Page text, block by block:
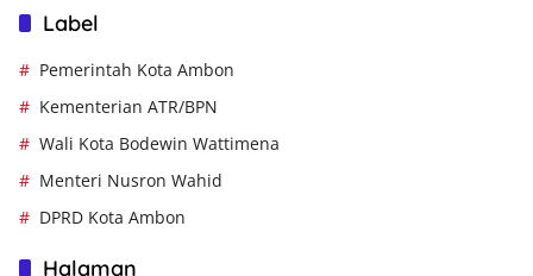
Label
Pemerintah Kota Ambon
Kementerian ATR/BPN
Wali Kota Bodewin Wattimena
Menteri Nusron Wahid
DPRD Kota Ambon
Halaman